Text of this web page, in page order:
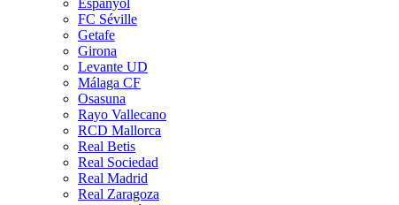
Espanyol
FC Séville
Getafe
Girona
Levante UD
Málaga CF
Osasuna
Rayo Vallecano
RCD Mallorca
Real Betis
Real Sociedad
Real Madrid
Real Zaragoza